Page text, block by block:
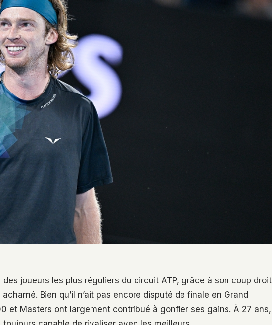
des joueurs les plus réguliers du circuit ATP, grâce à son coup droit
Bien qu’il n’ait pas encore disputé de finale en Grand
et Masters ont largement contribué à gonfler ses gains. À 27 ans,